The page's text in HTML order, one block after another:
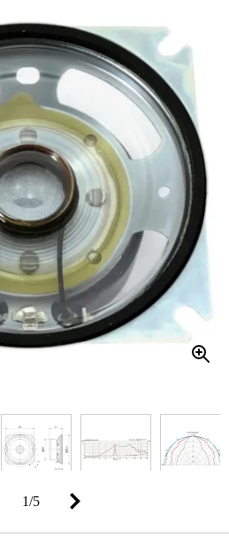
1/5